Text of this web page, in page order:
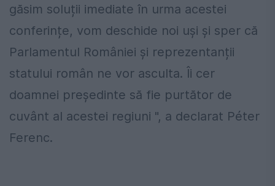
găsim soluții imediate în urma acestei
conferințe, vom deschide noi uși și sper că
Parlamentul României și reprezentanții
statului român ne vor asculta. Îi cer
doamnei președinte să fie purtător de
cuvânt al acestei regiuni ", a declarat Péter
Ferenc.